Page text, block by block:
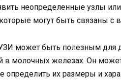
неопределенные узлы
могут быть связаны с
может быть полезным для
в молочных железах. Он
определить их размеры и